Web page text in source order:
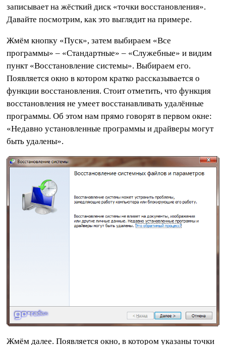
записывает на жёсткий диск «точки восстановления».
Давайте посмотрим, как это выглядит на примере.
Жмём кнопку «Пуск», затем выбираем «Все
программы» – «Стандартные» – «Служебные» и видим
пункт «Восстановление системы». Выбираем его.
Появляется окно в котором кратко рассказывается о
функции восстановления. Стоит отметить, что функция
восстановления не умеет восстанавливать удалённые
программы. Об этом нам прямо говорят в первом окне:
«Недавно установленные программы и драйверы могут
быть удалены».
Жмём далее. Появляется окно, в котором указаны точки